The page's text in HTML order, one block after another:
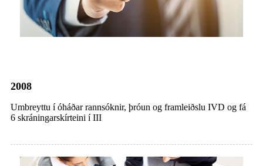
2008
Umbreyttu í óháðar rannsóknir, þróun og framleiðslu IVD og fá
6 skráningarskírteini í III